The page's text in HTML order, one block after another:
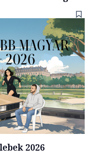
2026